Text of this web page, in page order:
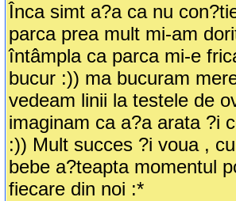
Înca simt a?a ca nu
parca prea mult mi-am
întâmpla ca parca mi-e
bucur :)) ma bucuram
vedeam linii la testele de
imaginam ca a?a arata ?i
:)) Mult succes ?i voua ,
bebe a?teapta momentul
fiecare din noi :*